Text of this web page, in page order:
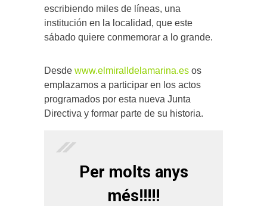
escribiendo miles de líneas, una
institución en la localidad, que este
sábado quiere conmemorar a lo grande.
Desde www.elmiralldelamarina.es os
emplazamos a participar en los actos
programados por esta nueva Junta
Directiva y formar parte de su historia.
Per molts anys
més!!!!!